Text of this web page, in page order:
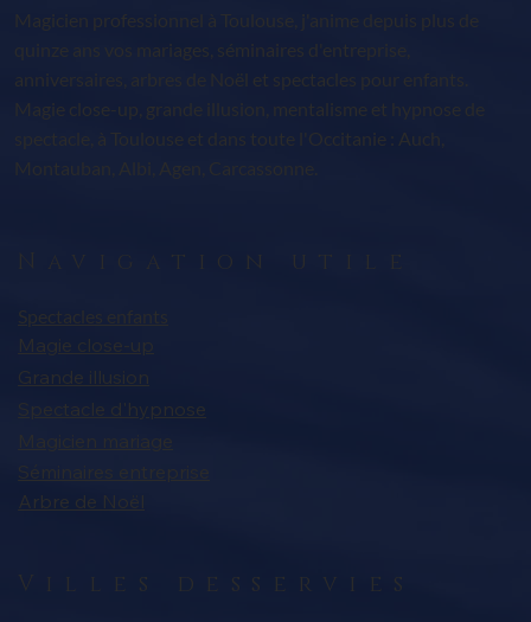
Magicien professionnel à Toulouse, j'anime depuis plus de
quinze ans vos mariages, séminaires d'entreprise,
anniversaires, arbres de Noël et spectacles pour enfants.
Magie close-up, grande illusion, mentalisme et hypnose de
spectacle, à Toulouse et dans toute l'Occitanie : Auch,
Navigation utile
Spectacles enfants
Magie close-up
Grande illusion
Spectacle d'hypnose
Séminaires entreprise
Arbre de Noël
Villes desservies